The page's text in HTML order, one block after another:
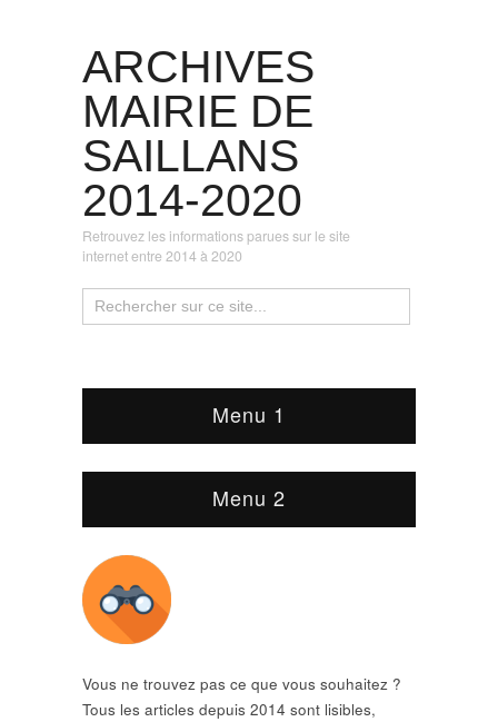
ARCHIVES
MAIRIE DE
SAILLANS
2014-2020
Retrouvez les informations parues sur le site
internet entre 2014 à 2020
Menu 1
Menu 2
Vous ne trouvez pas ce que vous souhaitez ?
Tous les articles depuis 2014 sont lisibles,